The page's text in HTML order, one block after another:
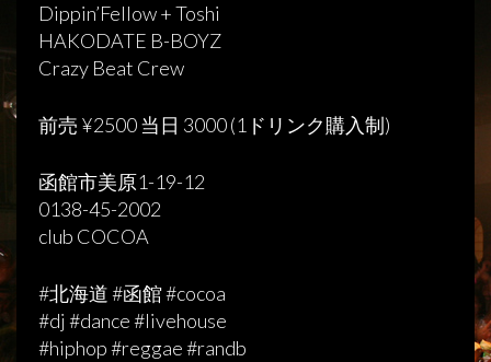
Dippin’Fellow + Toshi
HAKODATE B-BOYZ
Crazy Beat Crew
前売 ¥2500 当日 3000 (1ドリンク購入制)
函館市美原1-19-12
0138-45-2002
club COCOA
#北海道 #函館 #cocoa
#dj #dance #livehouse
#hiphop #reggae #randb